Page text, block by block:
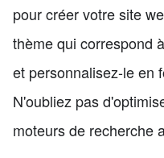
pour créer votre site
thème qui correspond
et personnalisez-le en
N'oubliez pas
moteurs de recherche